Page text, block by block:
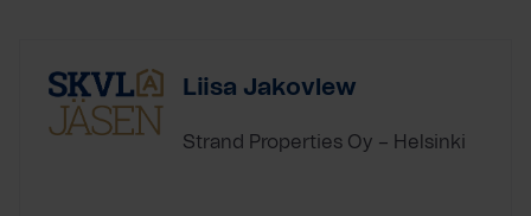
Liisa Jakovlew
Strand Properties Oy – Helsinki